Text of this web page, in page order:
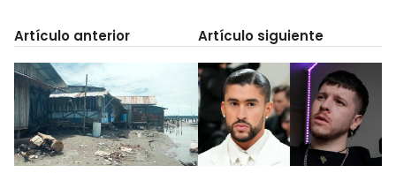
Artículo anterior Artículo siguiente